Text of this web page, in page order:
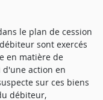
le plan de cession
sont exercés
en matière de
action en
sur ces biens
débiteur,